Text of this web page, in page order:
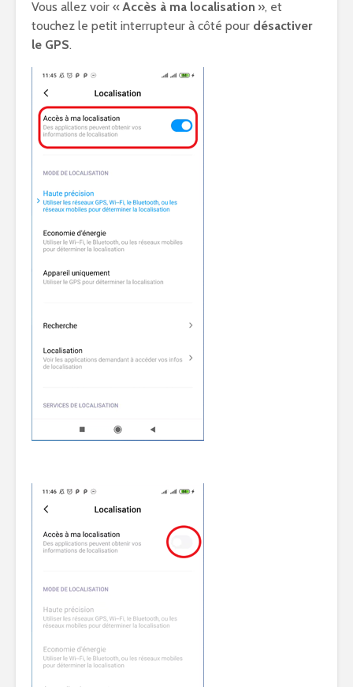
Vous allez voir «Accès à ma localisation », et
touchez le petit interrupteur à côté pour désactiver
le GPS.